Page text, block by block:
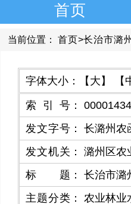
首页
当前位置： 首页>长治市潞
字体大小： 【大】 【
索引号 ：
发文字号 ： 长潞州农
发文机关 ： 潞州区农
标题 ：
长治市潞
主题分类 ： 农业林业